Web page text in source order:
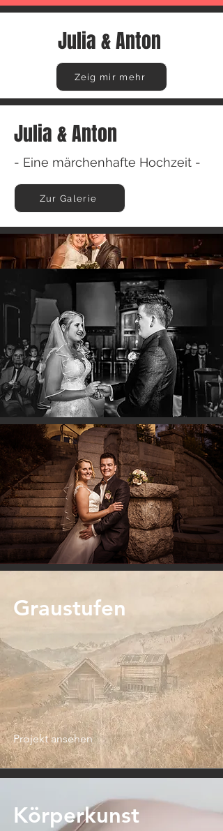
Julia & Anton
Zeig mir mehr
Julia & Anton
- Eine märchenhafte Hochzeit -
Zur Galerie
Graustufen
Projekt ansehen
Körperkunst